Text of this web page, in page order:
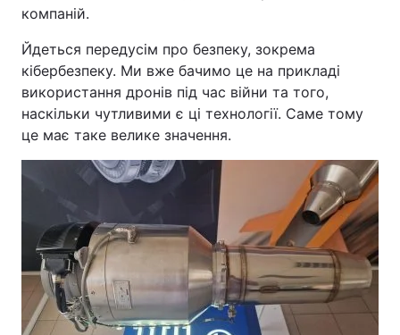
компаній.
Йдеться передусім про безпеку, зокрема
кібербезпеку. Ми вже бачимо це на прикладі
використання дронів під час війни та того,
наскільки чутливими є ці технології. Саме тому
це має таке велике значення.